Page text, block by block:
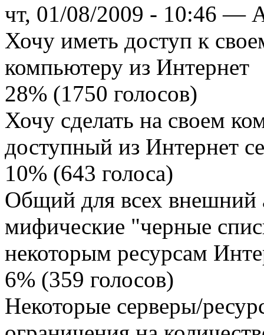
чт, 01/08/2009 - 10:46 —
Хочу иметь доступ к
компьютеру из Интернет
28% (1750 голосов)
Хочу сделать на своем
доступный из Интернет
10% (643 голоса)
Общий для всех внешний
мифические "черные
некоторым ресурсам
6% (359 голосов)
Некоторые серверы/